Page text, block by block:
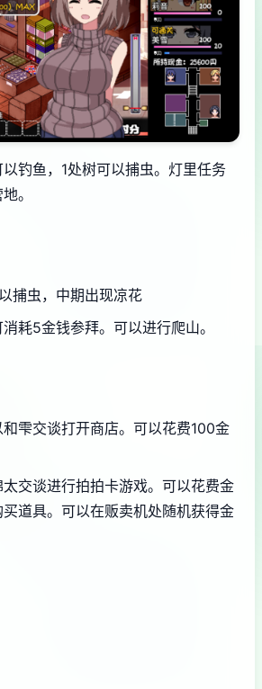
钓鱼，1处树可以捕虫。灯里任务
。
捕虫，中期出现凉花
耗5金钱参拜。可以进行爬山。
雫交谈打开商店。可以花费100金
交谈进行拍拍卡游戏。可以花费金
道具。可以在贩卖机处随机获得金